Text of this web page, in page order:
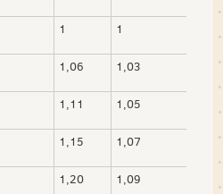
1 1
1,06 1,03
1,11 1,05
1,15 1,07
1,20 1,09